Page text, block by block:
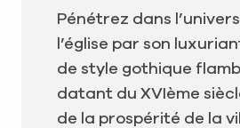
Pénétrez dans
l’église par son
de style gothique
datant du XVIème
de la prospérité de la